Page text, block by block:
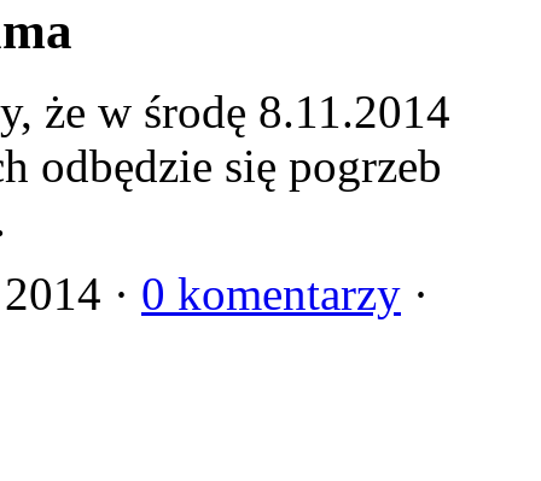
że w środę 8.11.2014
odbędzie się pogrzeb
· 0 komentarzy ·